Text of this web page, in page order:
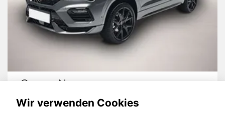
Cupra Ateca
Wir verwenden Cookies